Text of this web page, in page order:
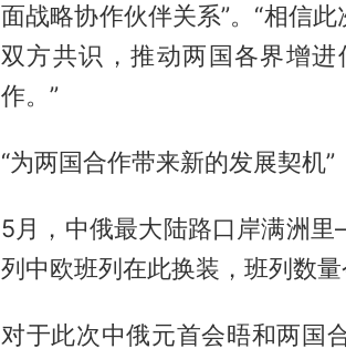
面战略协作伙伴关系”。“相信
双方共识，推动两国各界增
作。”
“为两国合作带来新的发展契机”
5月，中俄最大陆路口岸满洲
列中欧班列在此换装，班列数
对于此次中俄元首会晤和两国